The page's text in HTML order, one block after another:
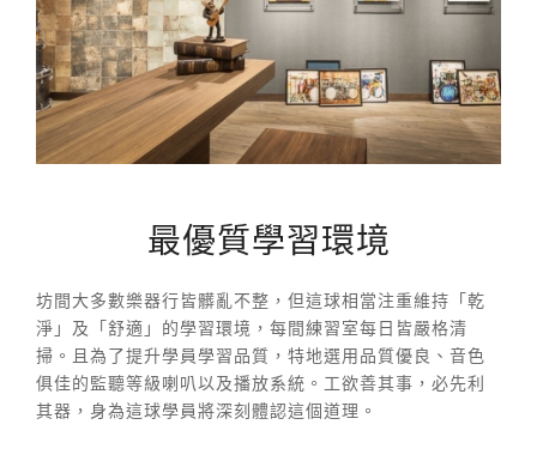
最優質學習環境
坊間大多數樂器行皆髒亂不整，但這球相當注重維持「乾
淨」及「舒適」的學習環境，每間練習室每日皆嚴格清
掃。且為了提升學員學習品質，特地選用品質優良、音色
俱佳的監聽等級喇叭以及播放系統。工欲善其事，必先利
其器，身為這球學員將深刻體認這個道理。